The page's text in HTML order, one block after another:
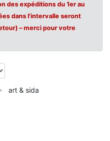
des expéditions du 1er au
dans l'intervalle seront
– merci pour votre
art & sida